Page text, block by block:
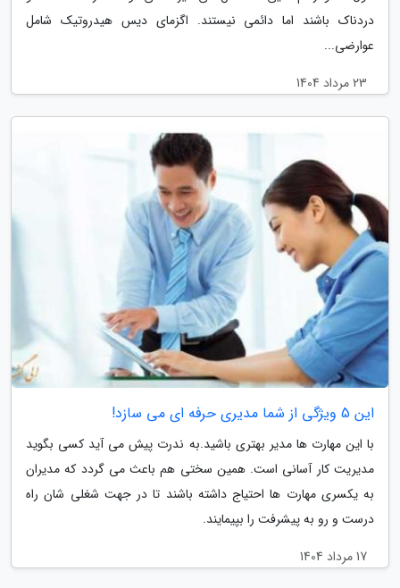
دردناک باشند اما دائمی نیستند. اگزمای دیس هیدروتیک شامل
عوارضی...
23 مرداد 1404
این 5 ویژگی از شما مدیری حرفه ای می سازد!
با این مهارت ها مدیر بهتری باشید.به ندرت پیش می آید کسی بگوید
مدیریت کار آسانی است. همین سختی هم باعث می گردد که مدیران
به یکسری مهارت ها احتیاج داشته باشند تا در جهت شغلی شان راه
درست و رو به پیشرفت را بپیمایند.
17 مرداد 1404